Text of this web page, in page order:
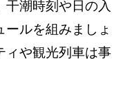
潮時刻や日の入
ールを組みましょ
ィや観光列車は事